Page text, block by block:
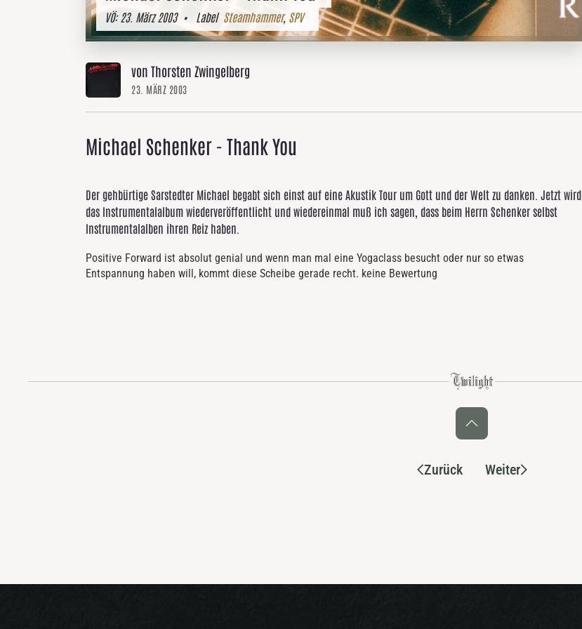
VÖ:23. März 2003• Label Steamhammer, SPV
von Thorsten Zwingelberg
23. MÄRZ 2003
Michael Schenker - Thank You
Der gehbürtige Sarstedter Michael begabt sich einst auf eine Akustik Tour um Gott und der Welt zu danken. Jetzt wird
das Instrumentalalbum wiederveröffentlicht und wiedereinmal muß ich sagen, dass beim Herrn Schenker selbst
Instrumentalalben ihren Reiz haben.
Positive Forward ist absolut genial und wenn man mal eine Yogaclass besucht oder nur so etwas
Entspannung haben will, kommt diese Scheibe gerade recht. keine Bewertung
Zurück Weiter